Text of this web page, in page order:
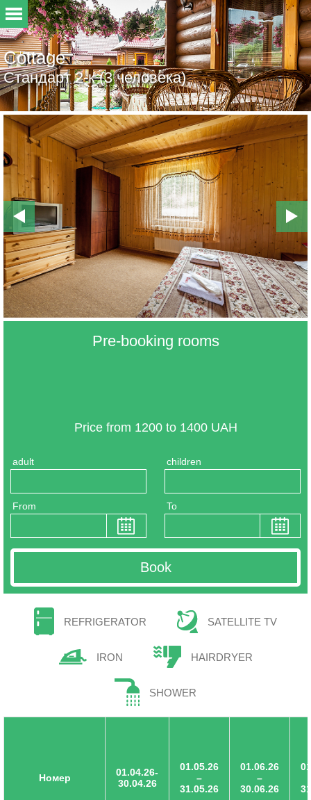
Cottage
Стандарт 2-к (3 человека)
Pre-booking rooms
Price from 1200 to 1400 UAH
adult children
From To
REFRIGERATOR SATELLITE TV
IRON HAIRDRYER
SHOWER
Номер
01.04.26-
30.04.26
01.05.26
–
31.05.26
01.06.26
–
30.06.26